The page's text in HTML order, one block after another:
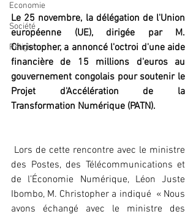
Economie
Société
Religion
Le 25 novembre, la délégation de l'Union
européenne (UE), dirigée par M.
Christopher, a annoncé l'octroi d'une aide
financière de 15 millions d'euros au
gouvernement congolais pour soutenir le
Projet d'Accélération de la
Transformation Numérique (PATN).
des Postes, des Télécommunications et
de l’Économie Numérique, Léon Juste
Ibombo, M. Christopher a indiqué  « Nous
avons échangé avec le ministre des